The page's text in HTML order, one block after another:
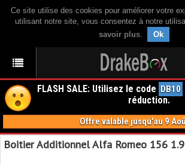
Ce site utilise des cookies pour améliorer votre
utilisant notre site, vous consentez à notre
savoir plus. Ok
FLASH SALE: Utilisez le code DB10
réduction.
Offre valable jusqu'au 9
Boitier Additionnel Alfa Romeo 156